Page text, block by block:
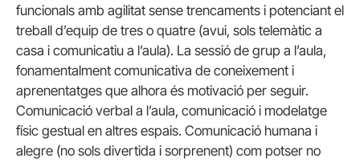
funcionals amb agilitat sense trencaments i potenciant el
treball d’equip de tres o quatre (avui, sols telemàtic a
casa i comunicatiu a l’aula). La sessió de grup a l’aula,
fonamentalment comunicativa de coneixement i
aprenentatges que alhora és motivació per seguir.
Comunicació verbal a l’aula, comunicació i modelatge
físic gestual en altres espais. Comunicació humana i
alegre (no sols divertida i sorprenent) com potser no